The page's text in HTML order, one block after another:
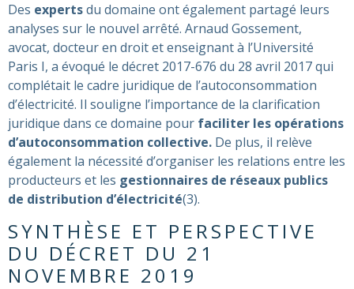
Des expertsdu domaine ont également partagé leurs
analyses sur le nouvel arrêté. Arnaud Gossement,
avocat, docteur en droit et enseignant à l’Université
Paris I, a évoqué le décret 2017-676 du 28 avril 2017 qui
complétait le cadre juridique de l’autoconsommation
d’électricité. Il souligne l’importance de la clarification
juridique dans ce domaine pour faciliter les opérations
d’autoconsommation collective. De plus, il relève
également la nécessité d’organiser les relations entre les
producteurs et les gestionnaires de réseaux publics
de distribution d’électricité​(3)​.
SYNTHÈSE ET PERSPECTIVE
DU DÉCRET DU 21
NOVEMBRE 2019